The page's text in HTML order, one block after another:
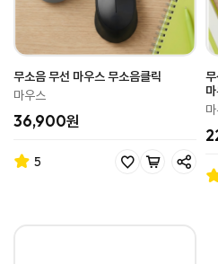
무소음 무선 마우스 무소음클릭
마우스
36,900원
5